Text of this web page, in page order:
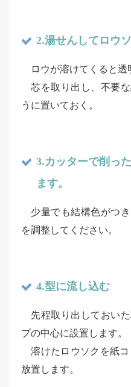
2.湯せんしてロウ
ロウが溶けてくると透
芯を取り出し、不要な
うに置いておく。
3.カッターで削っ
ます。
少量でも結構色がつき
を調整してください。
4.型に流し込む
先程取り出しておい
プの中心に設置します。
溶けたロウソクを紙
放置します。